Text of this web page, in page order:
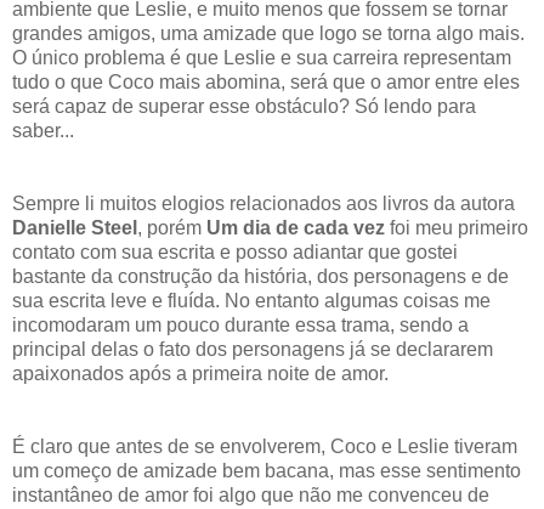
ambiente que Leslie, e muito menos que fossem se tornar
grandes amigos, uma amizade que logo se torna algo mais.
O único problema é que Leslie e sua carreira representam
tudo o que Coco mais abomina, será que o amor entre eles
será capaz de superar esse obstáculo? Só lendo para
saber...
Sempre li muitos elogios relacionados aos livros da autora
Danielle Steel , porém Um dia de cada vez foi meu primeiro
contato com sua escrita e posso adiantar que gostei
bastante da construção da história, dos personagens e de
sua escrita leve e fluída. No entanto algumas coisas me
incomodaram um pouco durante essa trama, sendo a
principal delas o fato dos personagens já se declararem
apaixonados após a primeira noite de amor.
É claro que antes de se envolverem, Coco e Leslie tiveram
um começo de amizade bem bacana, mas esse sentimento
instantâneo de amor foi algo que não me convenceu de